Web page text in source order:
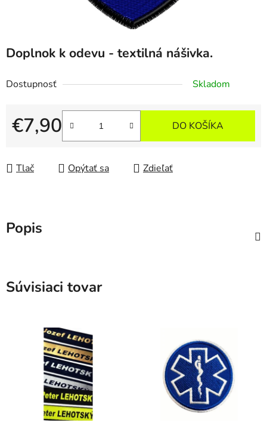
Doplnok k odevu - textilná nášivka.
Dostupnosť Skladom
€7,90
Jednotková cena:
DO KOŠÍKA
Tlač Opýtať sa Zdieľať
Popis
Súvisiaci tovar